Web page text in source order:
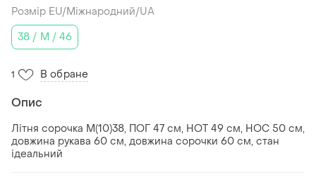
Розмір EU/Міжнародний/UA
38 / M / 46
1 В обране
Опис
Літня сорочка M(10)38, ПОГ 47 см, НОТ 49 см, НОС 50 см,
довжина рукава 60 см, довжина сорочки 60 см, стан
ідеальний